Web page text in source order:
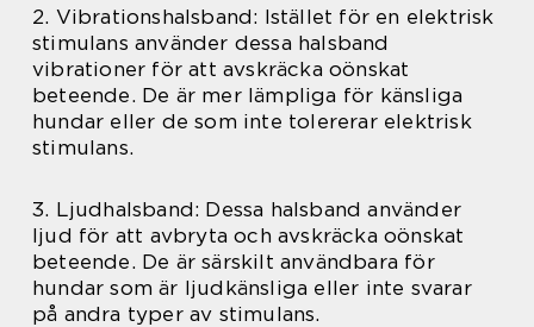
2. Vibrationshalsband: Istället för en elektrisk
stimulans använder dessa halsband
vibrationer för att avskräcka oönskat
beteende. De är mer lämpliga för känsliga
hundar eller de som inte tolererar elektrisk
stimulans.
3. Ljudhalsband: Dessa halsband använder
ljud för att avbryta och avskräcka oönskat
beteende. De är särskilt användbara för
hundar som är ljudkänsliga eller inte svarar
på andra typer av stimulans.